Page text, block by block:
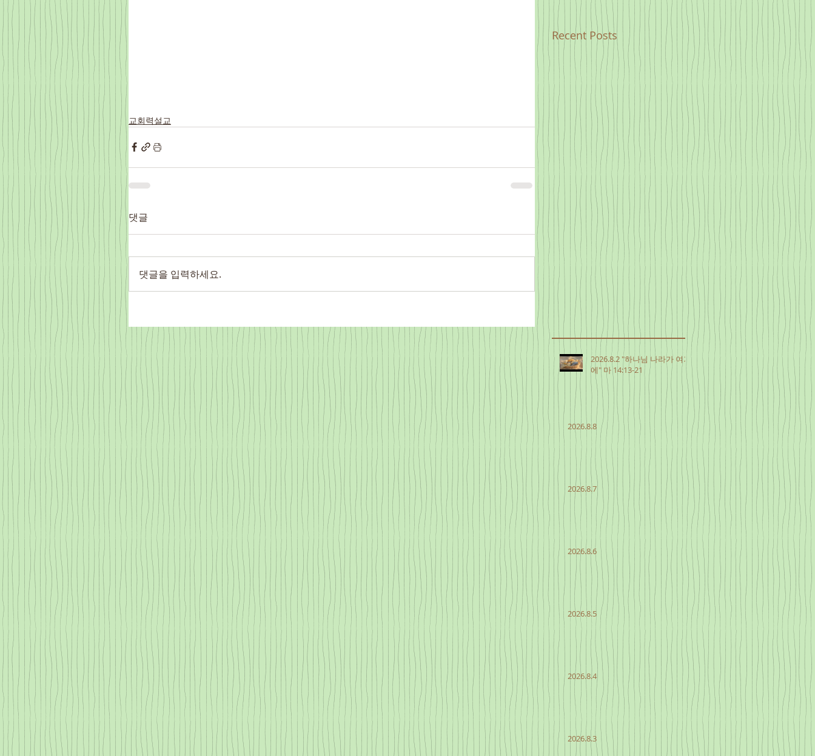
교회력설교
댓글
댓글을 입력하세요.
Recent Posts
2026.8.2 "하나님 나라가 여기
에" 마 14:13-21
2026.8.8
2026.8.7
2026.8.6
2026.8.5
2026.8.4
2026.8.3